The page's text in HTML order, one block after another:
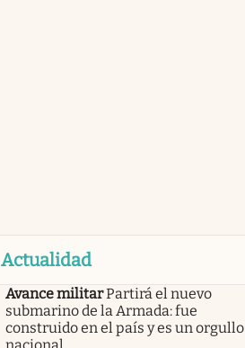
Actualidad
Avance militarPartirá el nuevo
submarino de la Armada: fue
construido en el país y es un orgullo